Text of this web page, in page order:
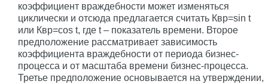
коэффициент враждебности может изменяться
циклически и отсюда предлагается считать Квр=sin t
или Квр=cos t, где t – показатель времени. Второе
предположение рассматривает зависимость
коэффициента враждебности от периода бизнес-
процесса и от масштаба времени бизнес-процесса.
Третье предположение основывается на утверждении,